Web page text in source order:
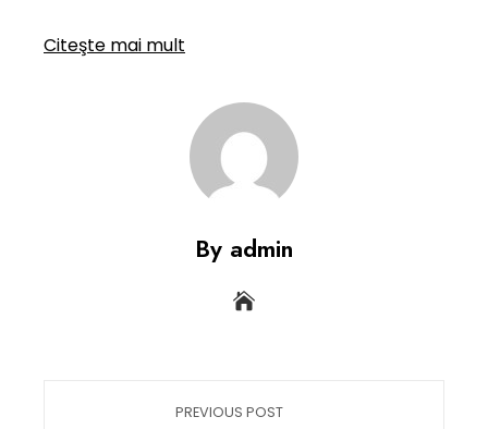
Citeşte mai mult
By admin
PREVIOUS POST